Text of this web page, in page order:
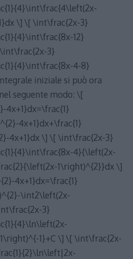
\] \[ \int\frac{2x-3}
12}
3}
4-8}
iniziale si può ora
seguente modo: \[
4x+1}dx=\frac{1}
4x+1}dx+\frac{1}
4x+1}dx \] \[ \int\frac{2x-3}
4}{\left(2x-
1\right)^{2}}dx \]
4x+1}dx=\frac{1}
\int2\left(2x-
3}
1}+C \] \[ \int\frac{2x-